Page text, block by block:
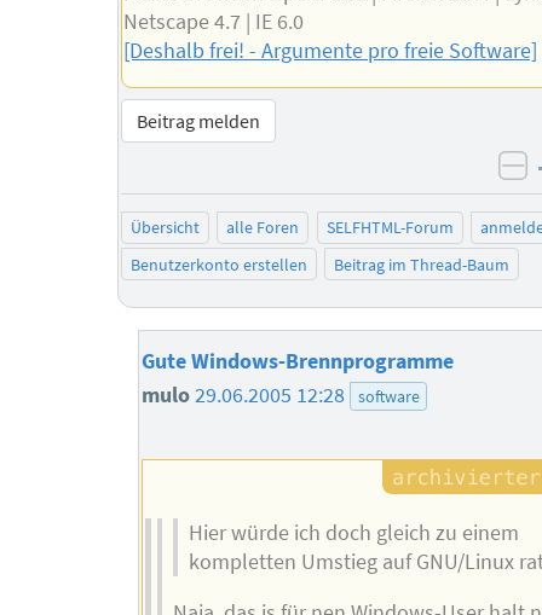
Netscape 4.7 | IE 6.0
[Deshalb frei! - Argumente pro freie Software]
Beitrag melden
Übersicht alle Foren SELFHTML-Forum
Benutzerkonto erstellen
Beitrag im Thread-Baum
Gute Windows-Brennprogramme
mulo29.06.2005 12:28 software
Hier würde ich doch gleich zu einem
kompletten Umstieg auf GNU/Linux